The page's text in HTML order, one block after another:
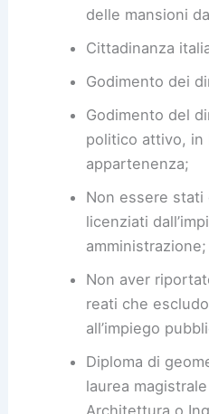
delle mansioni
Cittadinanza
Godimento dei
Godimento del
politico attivo, in
appartenenza;
Non essere
licenziati
amministrazione;
Non aver
reati che
all’impiego
Diploma di
laurea
Architettura o